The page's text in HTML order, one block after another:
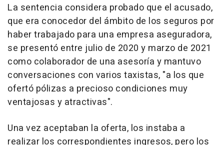
La sentencia considera probado que el acusado,
que era conocedor del ámbito de los seguros por
haber trabajado para una empresa aseguradora,
se presentó entre julio de 2020 y marzo de 2021
como colaborador de una asesoría y mantuvo
conversaciones con varios taxistas, "a los que
ofertó pólizas a precioso condiciones muy
ventajosas y atractivas".
Una vez aceptaban la oferta, los instaba a
realizar los correspondientes ingresos, pero los